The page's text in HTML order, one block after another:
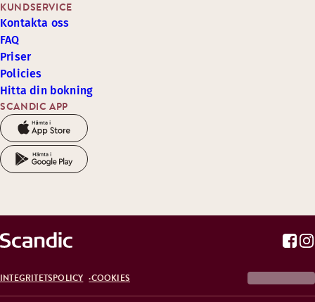
SCANDIC APP
KUNDSERVICE
Kontakta oss
FAQ
Priser
Policies
Hitta din bokning
INTEGRITETSPOLICY COOKIES